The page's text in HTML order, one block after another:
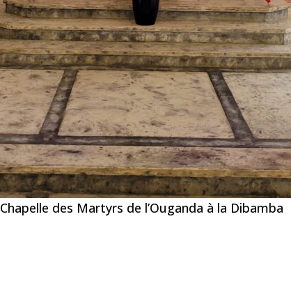
Chapelle des Martyrs de l’Ouganda à la Dibamba